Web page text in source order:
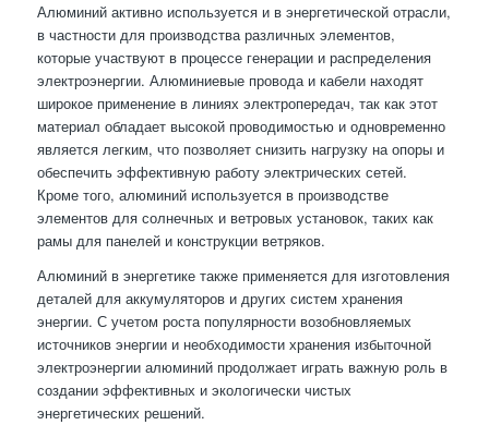
Алюминий активно используется и в энергетической отрасли,
в частности для производства различных элементов,
которые участвуют в процессе генерации и распределения
электроэнергии. Алюминиевые провода и кабели находят
широкое применение в линиях электропередач, так как этот
материал обладает высокой проводимостью и одновременно
является легким, что позволяет снизить нагрузку на опоры и
обеспечить эффективную работу электрических сетей.
Кроме того, алюминий используется в производстве
элементов для солнечных и ветровых установок, таких как
рамы для панелей и конструкции ветряков.
Алюминий в энергетике также применяется для изготовления
деталей для аккумуляторов и других систем хранения
энергии. С учетом роста популярности возобновляемых
источников энергии и необходимости хранения избыточной
электроэнергии алюминий продолжает играть важную роль в
создании эффективных и экологически чистых
энергетических решений.